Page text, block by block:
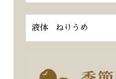
液体 ねりうめ